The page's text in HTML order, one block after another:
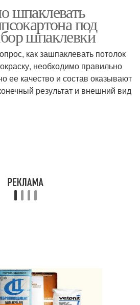
Обои на гипсокартон
шпаклевать
под
шпаклевки
как зашпаклевать потолок
необходимо правильно
ее качество и состав оказывают
результат и внешний вид